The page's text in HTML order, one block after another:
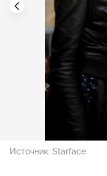
Источник: Starface